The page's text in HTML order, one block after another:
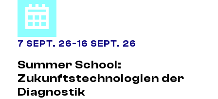
7 SEPT. 26-16 SEPT. 26
Summer School:
Zukunftstechnologien der
Diagnostik